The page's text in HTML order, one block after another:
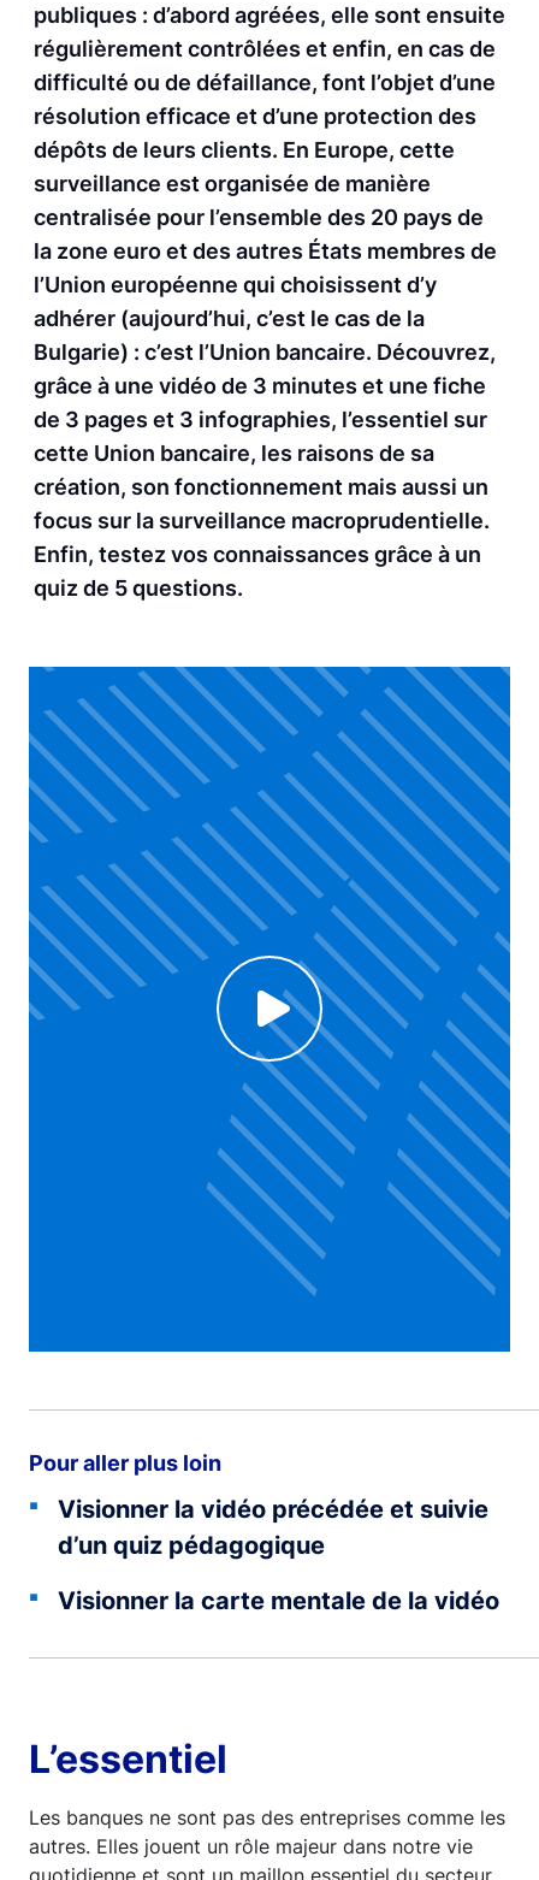
publiques : d’abord agréées, elle sont ensuite
régulièrement contrôlées et enfin, en cas de
difficulté ou de défaillance, font l’objet d’une
résolution efficace et d’une protection des
dépôts de leurs clients. En Europe, cette
surveillance est organisée de manière
centralisée pour l’ensemble des 20 pays de
la zone euro et des autres États membres de
l’Union européenne qui choisissent d’y
adhérer (aujourd’hui, c’est le cas de la
Bulgarie) : c’est l’Union bancaire. Découvrez,
grâce à une vidéo de 3 minutes et une fiche
de 3 pages et 3 infographies, l’essentiel sur
cette Union bancaire, les raisons de sa
création, son fonctionnement mais aussi un
focus sur la surveillance macroprudentielle.
Enfin, testez vos connaissances grâce à un
quiz de 5 questions.
Voir la vidéo
Click to enable Youtube cookies and see content
Pour aller plus loin
Visionner la vidéo précédée et suivie
d’un quiz pédagogique
Visionner la carte mentale de la vidéo
L’essentiel
Les banques ne sont pas des entreprises comme les
autres. Elles jouent un rôle majeur dans notre vie
quotidienne et sont un maillon essentiel du secteur